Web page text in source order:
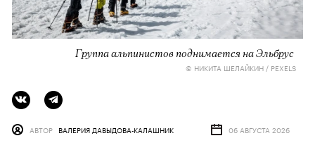
Группа альпинистов поднимается на Эльбрус
© НИКИТА ШЕЛАЙКИН / PEXELS
АВТОР ВАЛЕРИЯ ДАВЫДОВА-КАЛАШНИК 06 АВГУСТА 2026